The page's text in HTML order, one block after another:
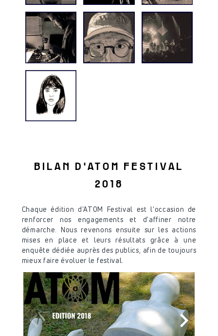
BILAN D'ATOM FESTIVAL
2018
Chaque édition d'ATOM Festival est l'occasion de
renforcer nos engagements et d'affiner notre
démarche. Nous revenons ensuite sur les actions
mises en place et leurs résultats grâce à une
enquête dédiée auprès des publics, afin de toujours
mieux faire évoluer le festival.